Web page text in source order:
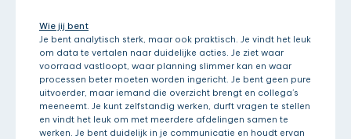
Wie jij bent
Je bent analytisch sterk, maar ook praktisch. Je vindt het leuk
om data te vertalen naar duidelijke acties. Je ziet waar
voorraad vastloopt, waar planning slimmer kan en waar
processen beter moeten worden ingericht. Je bent geen pure
uitvoerder, maar iemand die overzicht brengt en collega’s
meeneemt. Je kunt zelfstandig werken, durft vragen te stellen
en vindt het leuk om met meerdere afdelingen samen te
werken. Je bent duidelijk in je communicatie en houdt ervan